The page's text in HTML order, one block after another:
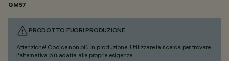
QM57
PRODOTTO FUORI PRODUZIONE
Attenzione! Codice non più in produzione. Utilizzare la ricerca per trovare
l'alternativa più adatta alle proprie esigenze.